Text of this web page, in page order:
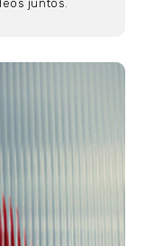
juntos.